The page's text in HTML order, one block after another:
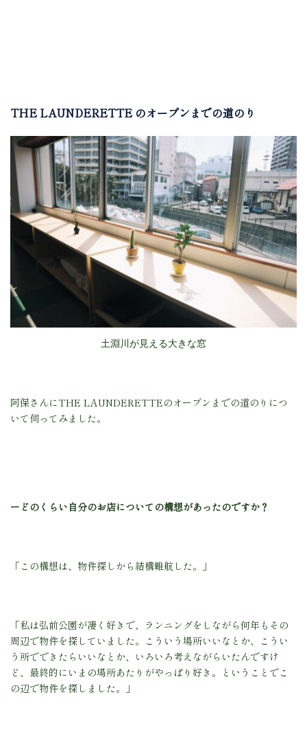
THE LAUNDERETTE のオープンまでの道のり
土淵川が見える大きな窓
阿保さんにTHE LAUNDERETTEのオープンまでの道のりにつ
いて伺ってみました。
ーどのくらい自分のお店についての構想があったのですか？
「この構想は、物件探しから結構難航した。」
「私は弘前公園が凄く好きで、ランニングをしながら何年もその
周辺で物件を探していました。こういう場所いいなとか、こうい
う所でできたらいいなとか、いろいろ考えながらいたんですけ
ど、最終的にいまの場所あたりがやっぱり好き。ということでこ
の辺で物件を探しました。」